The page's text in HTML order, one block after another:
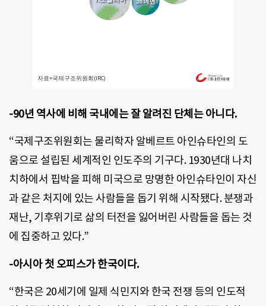
-90년 역사에 비해 국내에는 잘 알려진 단체는 아니다.
“국제구조위원회는 물리학자 알베르트 아인슈타인의 도
움으로 설립된 세계적인 인도주의 기구다. 1930년대 나치
치하에서 핍박을 피해 미국으로 망명한 아인슈타인이 자신
과 같은 처지에 있는 사람들을 돕기 위해 시작됐다. 분쟁과
재난, 기후위기로 삶의 터전을 잃어버린 사람들을 돕는 것
에 집중하고 있다.”
-아시아 첫 오피스가 한국이다.
“한국은 20세기에 일제 식민지와 한국 전쟁 등의 인도적